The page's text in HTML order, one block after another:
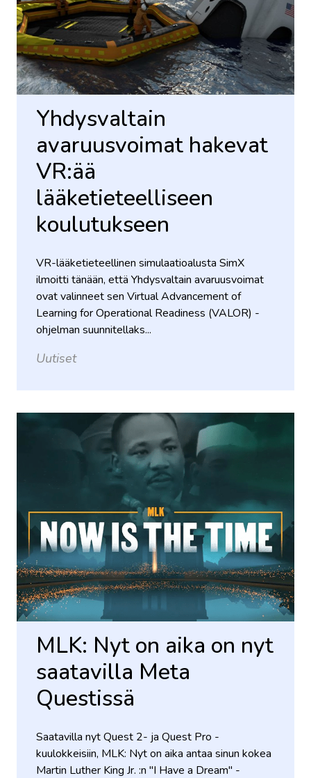
Yhdysvaltain
avaruusvoimat hakevat
VR:ää
lääketieteelliseen
koulutukseen
VR-lääketieteellinen simulaatioalusta SimX
ilmoitti tänään, että Yhdysvaltain avaruusvoimat
ovat valinneet sen Virtual Advancement of
Learning for Operational Readiness (VALOR) -
ohjelman suunnitellaks...
Uutiset
MLK: Nyt on aika on nyt
saatavilla Meta
Questissä
Saatavilla nyt Quest 2- ja Quest Pro -
kuulokkeisiin, MLK: Nyt on aika antaa sinun kokea
Martin Luther King Jr. :n "I Have a Dream" -